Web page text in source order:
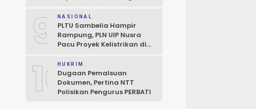
9 NASIONAL
PLTU Sambelia Hampir
Rampung, PLN UIP Nusra
Pacu Proyek Kelistrikan di
10HUKRIM
Dugaan Pemalsuan
Dokumen, Pertina NTT
Polisikan Pengurus PERBATI